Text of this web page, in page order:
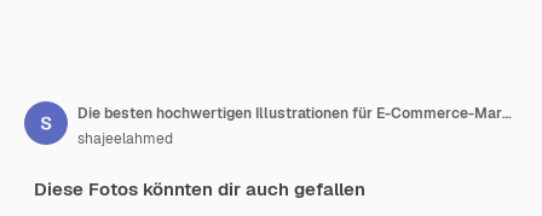
Die besten hochwertigen Illustrationen für E-Commerce-Marketing und Google-Anzeigen
shajeelahmed
Diese Fotos könnten dir auch gefallen